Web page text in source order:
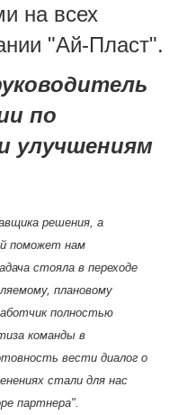
на всех
"Ай-Пласт".
по
улучшениям
решения, а
поможет нам
стояла в переходе
плановому
полностью
команды в
вести диалог о
стали для нас
партнера".